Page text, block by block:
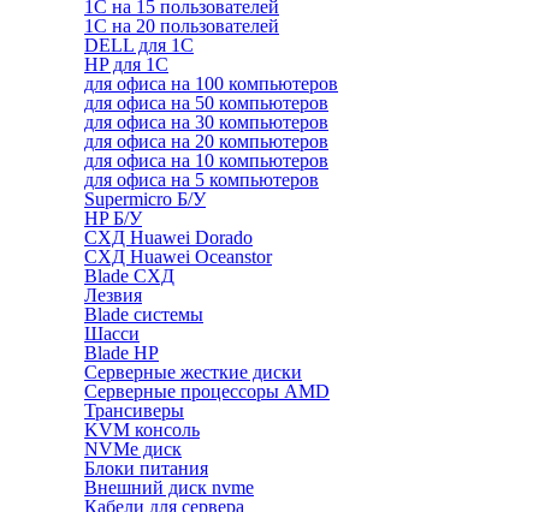
1С на 15 пользователей
1С на 20 пользователей
DELL для 1С
HP для 1С
для офиса на 100 компьютеров
для офиса на 50 компьютеров
для офиса на 30 компьютеров
для офиса на 20 компьютеров
для офиса на 10 компьютеров
для офиса на 5 компьютеров
Supermicro Б/У
HP Б/У
СХД Huawei Dorado
СХД Huawei Oceanstor
Blade СХД
Лезвия
Blade системы
Шасси
Blade HP
Серверные жесткие диски
Серверные процессоры AMD
Трансиверы
KVM консоль
NVMe диск
Блоки питания
Внешний диск nvme
Кабели для сервера